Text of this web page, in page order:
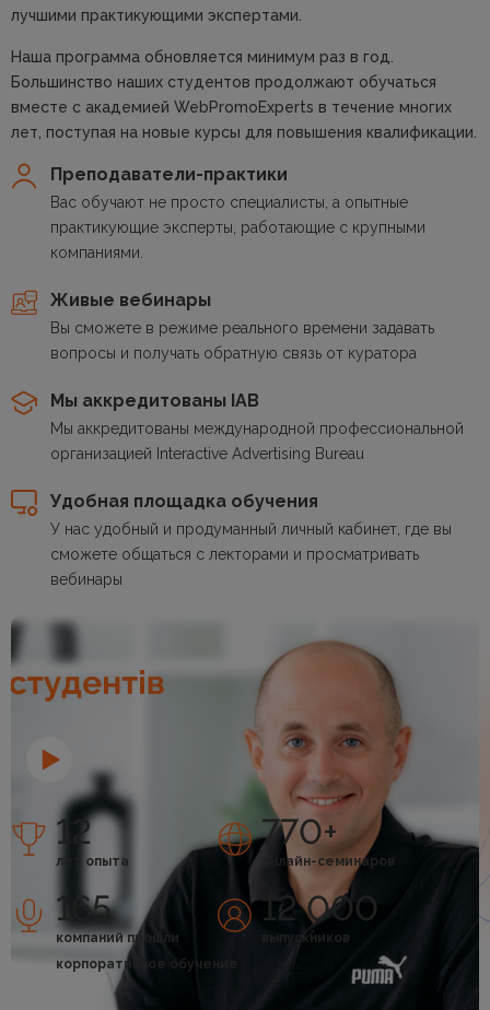
лучшими практикующими экспертами.
Наша программа обновляется минимум раз в год.
Большинство наших студентов продолжают обучаться
вместе с академией WebPromoExperts в течение многих
лет, поступая на новые курсы для повышения квалификации.
Преподаватели-практики
Вас обучают не просто специалисты, а опытные
практикующие эксперты, работающие с крупными
компаниями.
Живые вебинары
Вы сможете в режиме реального времени задавать
вопросы и получать обратную связь от куратора
Мы аккредитованы IAB
Мы аккредитованы международной профессиональной
организацией Interactive Advertising Bureau
Удобная площадка обучения
У нас удобный и продуманный личный кабинет, где вы
сможете общаться с лекторами и просматривать
вебинары
12
лет опыта
770+
онлайн-семинаров
165
компаний прошли
корпоративное обучение
12 000
выпускников